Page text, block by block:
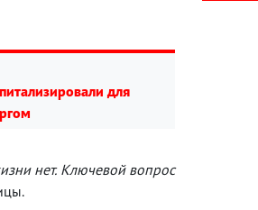
для
нет. Ключевой вопрос